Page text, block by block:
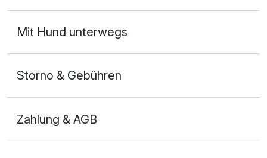
Mit Hund unterwegs
Storno & Gebühren
Zahlung & AGB